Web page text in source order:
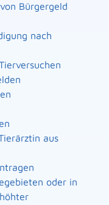
Bürgergeld
nach
aus
oder in